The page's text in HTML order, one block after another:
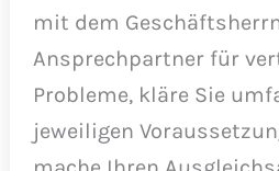
mit dem
Ansprechpartner für
Probleme, kläre Sie
jeweiligen